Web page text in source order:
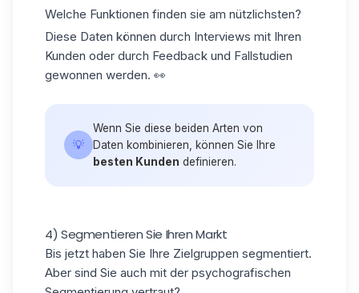
Welche Funktionen finden sie am nützlichsten?
Diese Daten können durch Interviews mit Ihren
Kunden oder durch Feedback und Fallstudien
gewonnen werden. 👀
💡
Wenn Sie diese beiden Arten von
Daten kombinieren, können Sie Ihre
besten Kunden definieren.
4) Segmentieren Sie Ihren Markt
Bis jetzt haben Sie Ihre Zielgruppen segmentiert.
Aber sind Sie auch mit der psychografischen